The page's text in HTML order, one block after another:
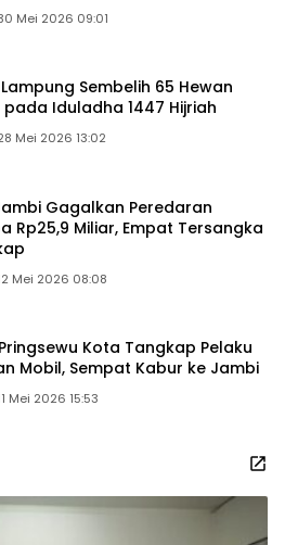
Mei 2026 09:01
Sembelih 65 Hewan
pada Iduladha 1447 Hijriah
Mei 2026 13:02
Gagalkan Peredaran
Rp25,9 Miliar, Empat Tersangka
Mei 2026 08:08
Kota Tangkap Pelaku
Mobil, Sempat Kabur ke Jambi
Mei 2026 15:53